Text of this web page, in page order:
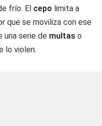
frío. El cepo limita a
que se moviliza con ese
una serie de multas o
lo violen.